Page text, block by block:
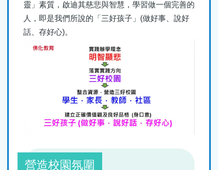
靈」素質，啟迪其慈悲與智慧，學習做一個完善的
人，即是我們所說的「三好孩子」(做好事、說好
話、存好心)。
營造校園氛圍